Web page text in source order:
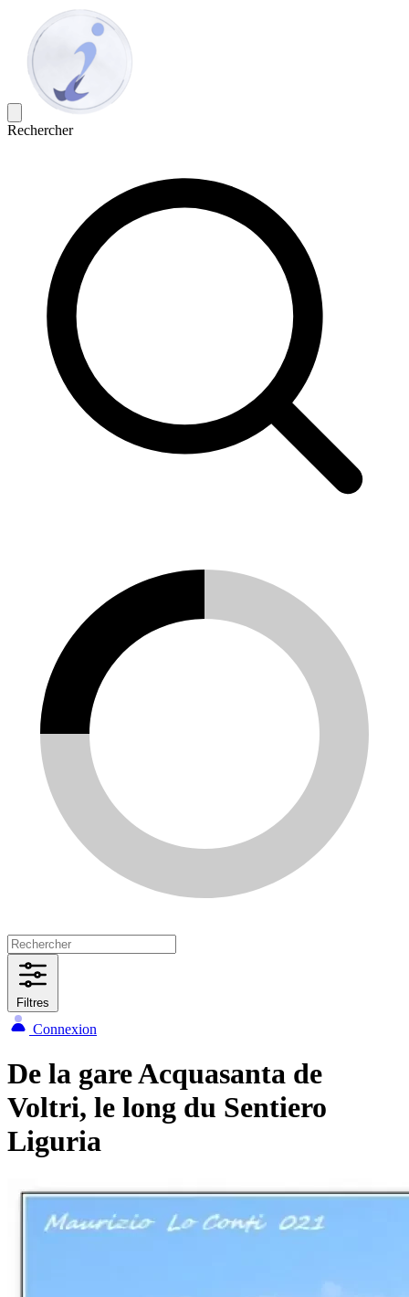
Rechercher
Filtres
Connexion
De la gare Acquasanta de
Voltri, le long du Sentiero
Liguria